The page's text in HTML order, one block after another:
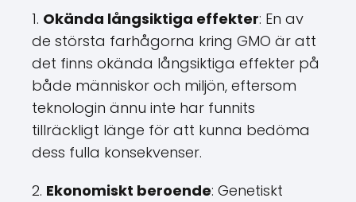
1. Okända långsiktiga effekter: En av
de största farhågorna kring GMO är att
det finns okända långsiktiga effekter på
både människor och miljön, eftersom
teknologin ännu inte har funnits
tillräckligt länge för att kunna bedöma
dess fulla konsekvenser.
2. Ekonomiskt beroende: Genetiskt